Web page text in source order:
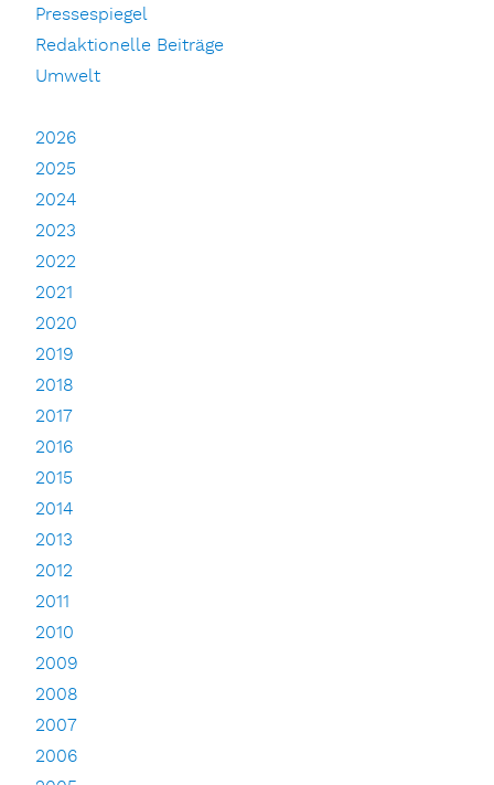
Pressespiegel
Redaktionelle Beiträge
Umwelt
2026
2025
2024
2023
2022
2021
2020
2019
2018
2017
2016
2015
2014
2013
2012
2011
2010
2009
2008
2007
2006